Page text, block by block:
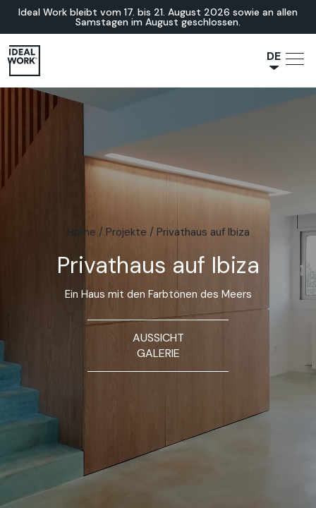
Ideal Work bleibt vom 17. bis 21. August 2026 sowie an allen
Samstagen im August geschlossen.
DE
EN
Home / Projekte / Privathaus auf Ibiza
Privathaus auf Ibiza
Ein Haus mit den Farbtönen des Meers
AUSSICHT
GALERIE